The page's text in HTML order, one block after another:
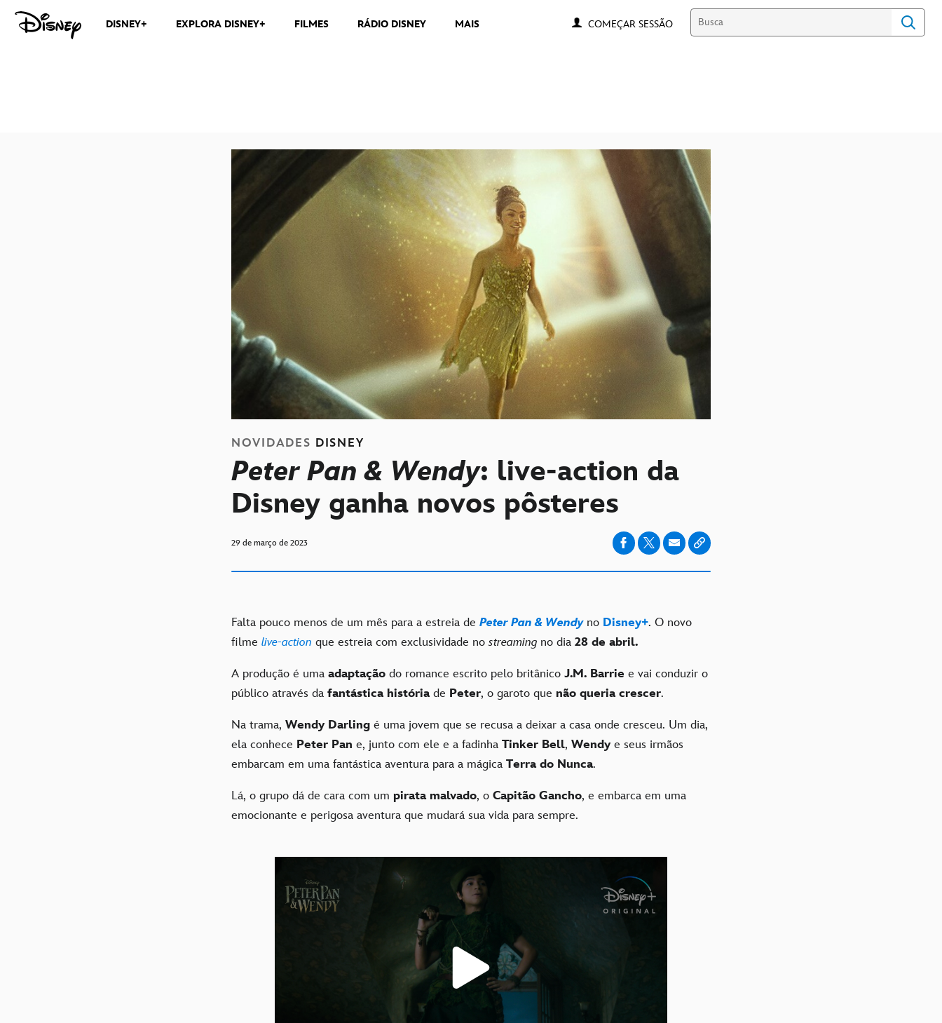
DISNEY+ EXPLORA DISNEY+ FILMES RÁDIO DISNEY MAIS COMEÇAR SESSÃO
NOVIDADES DISNEY
Peter Pan & Wendy: live-action da
Disney ganha novos pôsteres
29 de março de 2023
Falta pouco menos de um mês para a estreia de Peter Pan & Wendyno Disney+. O novo
filme live-action que estreia com exclusividade nostreaming no dia 28 de abril.
A produção é uma adaptação do romance escrito pelo britânico J.M. Barrie e vai conduzir o
público através da fantástica história de Peter, o garoto que não queria crescer.
Na trama, Wendy Darling é uma jovem que se recusa a deixar a casa onde cresceu. Um dia,
ela conhece Peter Pan e, junto com ele e a fadinha Tinker Bell, Wendy e seus irmãos
embarcam em uma fantástica aventura para a mágica Terra do Nunca.
Lá, o grupo dá de cara com um pirata malvado, o Capitão Gancho, e embarca em uma
emocionante e perigosa aventura que mudará sua vida para sempre.